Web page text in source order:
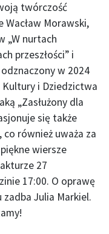
twórczość
Wacław Morawski,
„W nurtach
przeszłości” i
w 2024
i Dziedzictwa
„Zasłużony dla
się także
również uważa za
wiersze
27
17:00. O oprawę
Julia Markiel.